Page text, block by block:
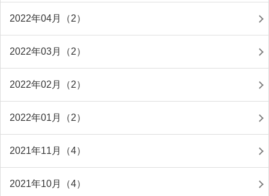
2022年04月（2）
2022年03月（2）
2022年02月（2）
2022年01月（2）
2021年11月（4）
2021年10月（4）